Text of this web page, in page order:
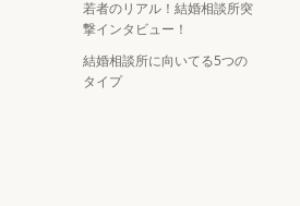
若者のリアル！結婚相談所突
撃インタビュー！
結婚相談所に向いてる5つの
タイプ